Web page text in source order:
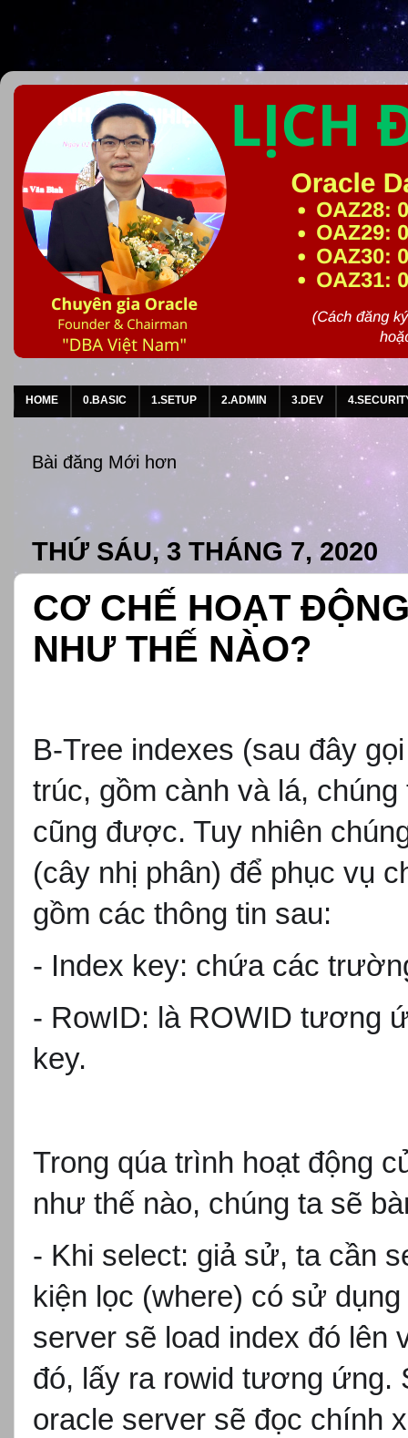
HOME 0.BASIC 1.SETUP 2.ADMIN 3.DEV
Bài đăng Mới hơn
THỨ SÁU, 3 THÁNG 7, 2020
CƠ CHẾ HOẠT
NHƯ THẾ NÀO?
B-Tree indexes (sau đây g
trúc, gồm cành và lá, chúng
cũng được. Tuy nhiên
(cây nhị phân) để phục vụ
gồm các thông tin sau:
- Index key: chứa các trư
- RowID: là ROWID tương
key.
Trong qúa trình hoạt động
như thế nào, chúng ta sẽ b
- Khi select: giả sử, ta cần
kiện lọc (where) có sử dụng
server sẽ load index đó lên
đó, l ấy ra rowid tương ứng.
oracle server sẽ đọc chính